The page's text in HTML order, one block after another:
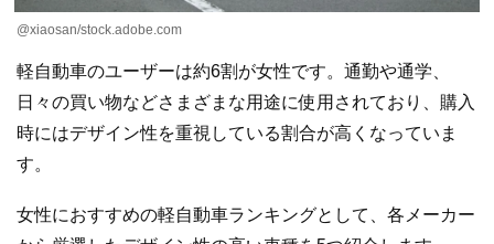
@xiaosan/stock.adobe.com
軽自動車のユーザーは約6割が女性です。通勤や通学、
日々の買い物などさまざまな用途に使用されており、購入
時にはデザイン性を重視している割合が高くなっていま
す。
女性におすすめの軽自動車ランキングとして、各メーカー